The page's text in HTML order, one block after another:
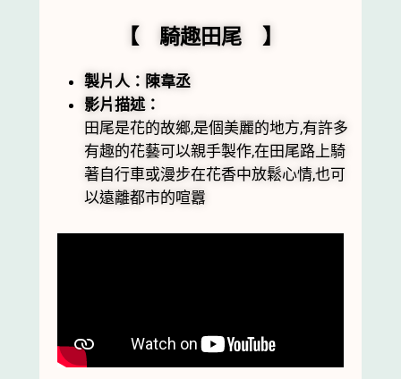
【 騎趣田尾 】
製片人：陳韋丞
影片描述：
田尾是花的故鄉,是個美麗的地方,有許多
有趣的花藝可以親手製作,在田尾路上騎
著自行車或漫步在花香中放鬆心情,也可
以遠離都市的喧囂